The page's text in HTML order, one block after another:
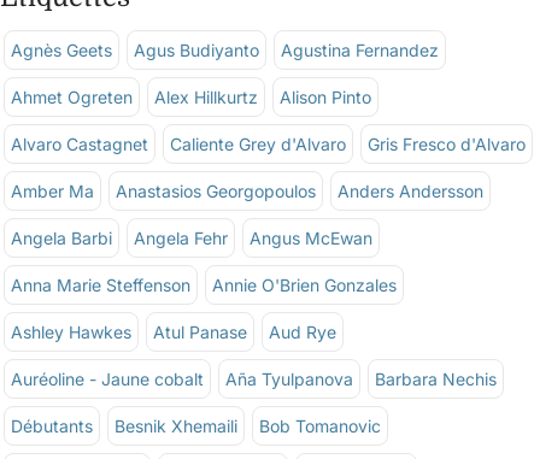
Agnès Geets Agus Budiyanto Agustina Fernandez
Ahmet Ogreten Alex Hillkurtz Alison Pinto
Alvaro Castagnet Caliente Grey d'Alvaro Gris Fresco d'Alvaro
Amber Ma Anastasios Georgopoulos Anders Andersson
Angela Barbi Angela Fehr Angus McEwan
Anna Marie Steffenson Annie O'Brien Gonzales
Ashley Hawkes Atul Panase Aud Rye
Auréoline - Jaune cobalt Aña Tyulpanova Barbara Nechis
Débutants Besnik Xhemaili Bob Tomanovic